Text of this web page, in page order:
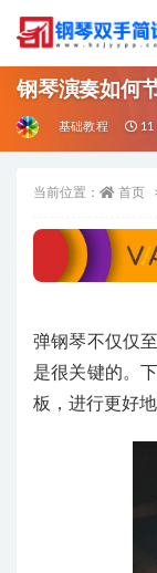
钢琴演奏如何
基础教程 11
当前位置： 首页
弹钢琴不仅仅
是很关键的。
板，进行更好地